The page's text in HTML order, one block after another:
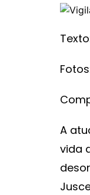
A
vida